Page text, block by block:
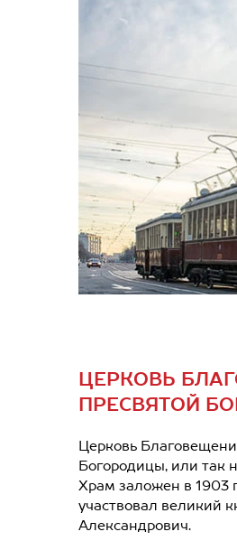
ЦЕРКОВЬ
ПРЕСВЯТОЙ
Церковь
Богородицы, или так
Храм заложен в 1903
участвовал великий
Александрович.